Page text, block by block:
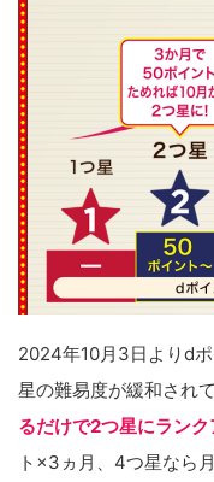
2024年10月3日よりd
星の難易度が緩和されて
るだけで2つ星にランク
ト×3ヵ月、4つ星なら